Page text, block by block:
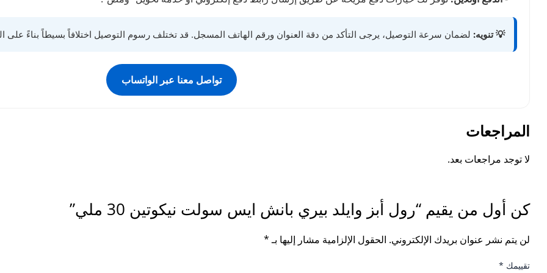
💡 تنويه: لضمان سرعة التوصيل، يرجى التأكد من دقة العنوان ورقم الهاتف المسجل. قد تختلف رسوم التوصيل اختلافاً بسيطاً بناءً على
تواصل معنا عبر الواتساب
المراجعات
لا توجد مراجعات بعد.
كن أول من يقيم “رول أبز وايلد بيري بانش ايس سولت نيكوتين 30 ملي”
لن يتم نشر عنوان بريدك الإلكتروني. الحقول الإلزامية مشار إليها بـ*
تقييمك *